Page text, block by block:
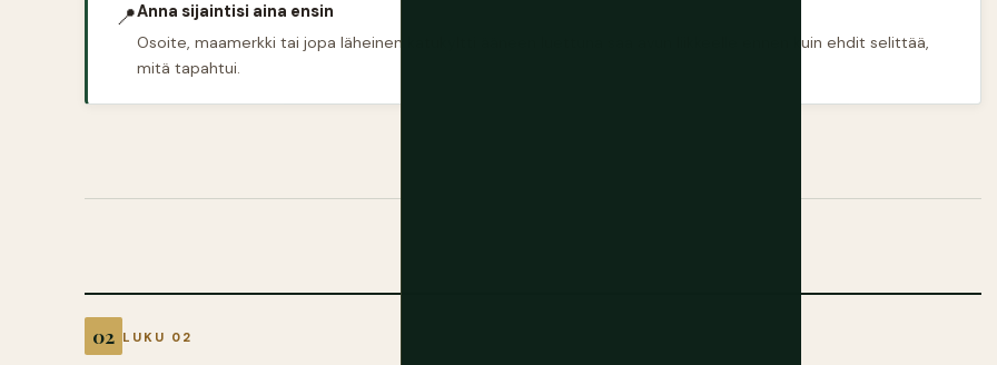
📍Anna sijaintisi aina ensin
Osoite, maamerkki tai jopa läheinen katukyltti ääneen luettuna saa avun liikkeelle ennen kuin ehdit selittää,
mitä tapahtui.
LUKU 02